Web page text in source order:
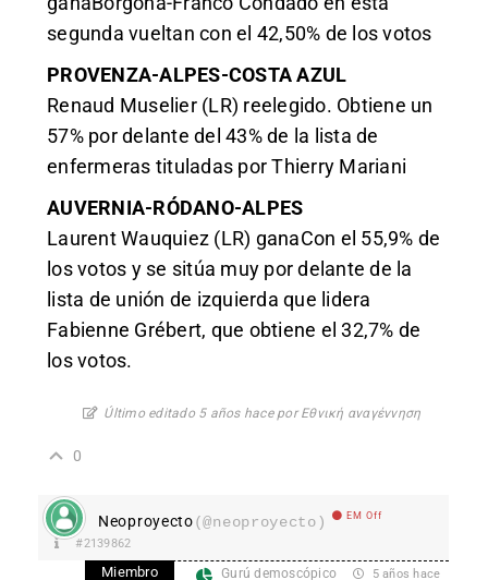
segunda vueltan con el 42,50% de los votos
PROVENZA-ALPES-COSTA AZUL
Renaud Muselier (LR) reelegido. Obtiene un
57% por delante del 43% de la lista de
enfermeras tituladas por Thierry Mariani
AUVERNIA-RÓDANO-ALPES
Laurent Wauquiez (LR) ganaCon el 55,9% de
los votos y se sitúa muy por delante de la
lista de unión de izquierda que lidera
Fabienne Grébert, que obtiene el 32,7% de
los votos.
Último editado 5 años hace por Εθνική αναγέννηση
0
Neoproyecto(@neoproyecto) EM Off
#2139862
Miembro Gurú demoscópico 5 años hace